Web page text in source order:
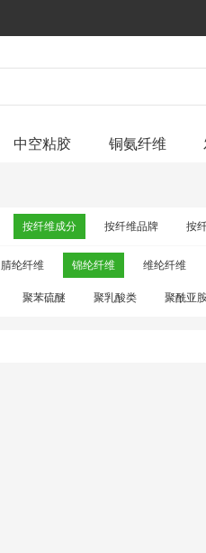
中空粘胶 铜氨纤维
按纤维成分 按纤维品牌 按
腈纶纤维 锦纶纤维 维纶纤维
聚苯硫醚 聚乳酸类 聚酰亚